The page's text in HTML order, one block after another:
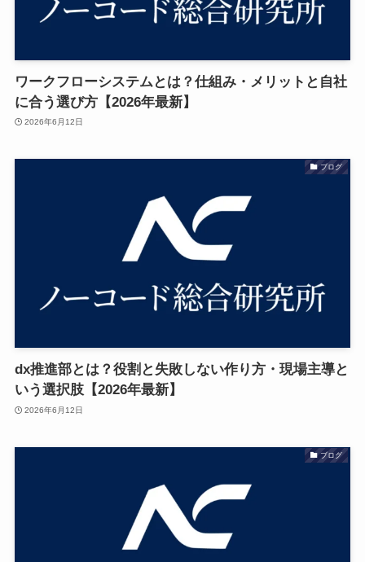
ワークフローシステムとは？仕組み・メリットと自社
に合う選び方【2026年最新】
2026年6月12日
ブログ
dx推進部とは？役割と失敗しない作り方・現場主導と
いう選択肢【2026年最新】
2026年6月12日
ブログ